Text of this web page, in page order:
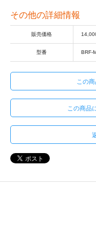
その他の詳細情報
販売価格
型番 BRF-
この
この商品